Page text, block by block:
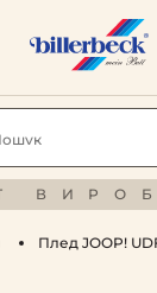
Плед JOOP!